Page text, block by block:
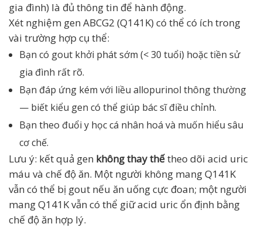
gia đình) là đủ thông tin để hành động.
Xét nghiệm gen ABCG2 (Q141K) có thể có ích trong
vài trường hợp cụ thể:
Bạn có gout khởi phát sớm (< 30 tuổi) hoặc tiền sử
gia đình rất rõ.
Bạn đáp ứng kém với liều allopurinol thông thường
— biết kiểu gen có thể giúp bác sĩ điều chỉnh.
Bạn theo đuổi y học cá nhân hoá và muốn hiểu sâu
cơ chế.
Lưu ý: kết quả gen không thay thếtheo dõi acid uric
máu và chế độ ăn. Một người không mang Q141K
vẫn có thể bị gout nếu ăn uống cực đoan; một người
mang Q141K vẫn có thể giữ acid uric ổn định bằng
chế độ ăn hợp lý.